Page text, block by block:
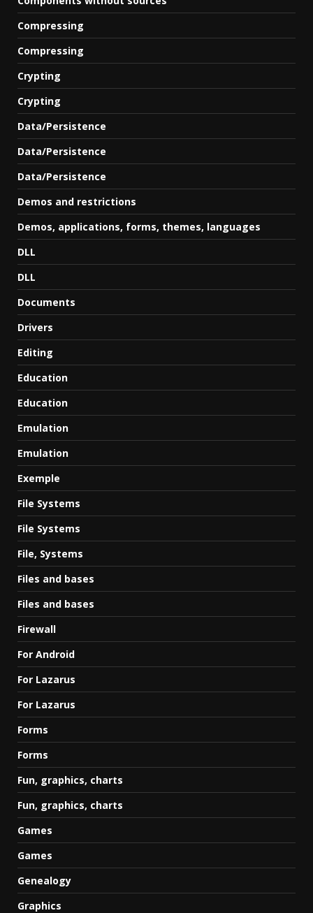
Compressing
Compressing
Crypting
Crypting
Data/Persistence
Data/Persistence
Data/Persistence
Demos and restrictions
Demos, applications, forms, themes, languages
DLL
DLL
Documents
Drivers
Editing
Education
Education
Emulation
Emulation
Exemple
File Systems
File Systems
File, Systems
Files and bases
Files and bases
Firewall
For Android
For Lazarus
For Lazarus
Forms
Forms
Fun, graphics, charts
Fun, graphics, charts
Games
Games
Genealogy
Graphics